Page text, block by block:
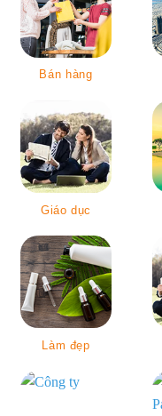
Bán hàng
Giáo dục
Làm đẹp